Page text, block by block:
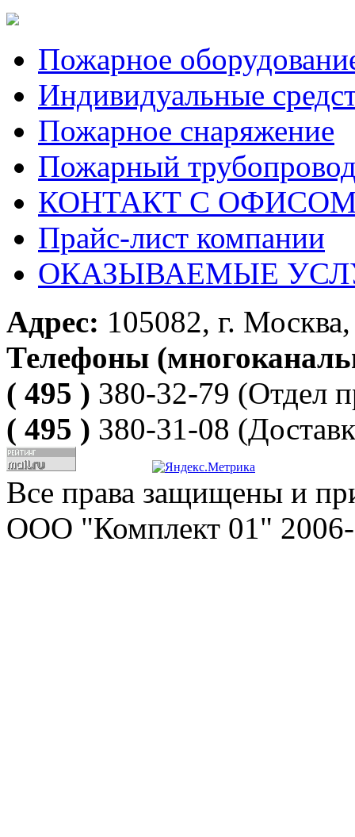
Пожарное
Индивидуальные
Пожарное снаряжение
Пожарный
КОНТАКТ С ОФИСОМ
Прайс-лист компании
ОКАЗЫВАЕМЫЕ
Адрес: 105082, г.
Телефоны
( 495 ) 380-32-79 (Отдел
( 495 ) 380-31-08
Все права защищены и
ООО "Комплект 01" 2006-